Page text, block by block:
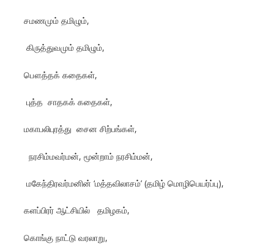
சமணமும் தமிழும்,
கிருத்துவமும் தமிழும்,
பௌத்தக் கதைகள்,
புத்த சாதகக் கதைகள்,
மகாபலிபுரத்து சைன சிற்பங்கள்,
நரசிம்மவர்மன், மூன்றாம் நரசிம்மன்,
மகேந்திரவர்மனின் ‘மத்தவிலாசம்’ (தமிழ் மொழிபெயர்ப்பு),
களப்பிரர் ஆட்சியில் தமிழகம்,
கொங்கு நாட்டு வரலாறு,